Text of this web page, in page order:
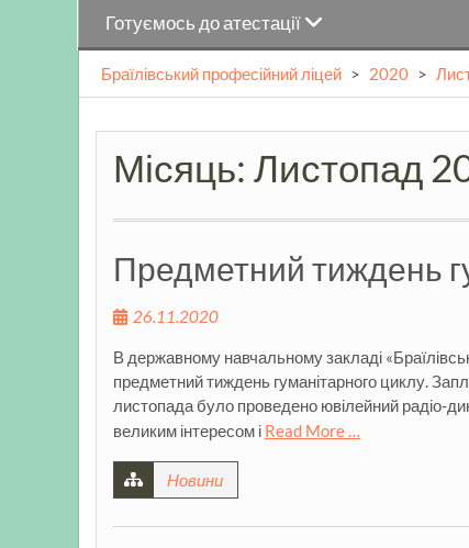
Готуємось до атестації
Браїлівський професійний ліцей > 2020 >
Місяць: Листопад
Предметний тиждень
26.11.2020
В державному навчальному закладі
предметний тиждень гуманітарного циклу.
листопада було проведено ювілейний радіо-
великим інтересом і Read More …
Новини